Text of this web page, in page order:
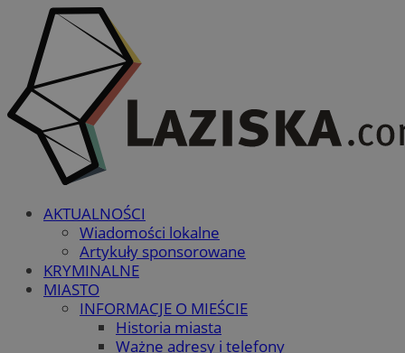
AKTUALNOŚCI
Wiadomości lokalne
Artykuły sponsorowane
KRYMINALNE
MIASTO
INFORMACJE O MIEŚCIE
Historia miasta
Ważne adresy i telefony